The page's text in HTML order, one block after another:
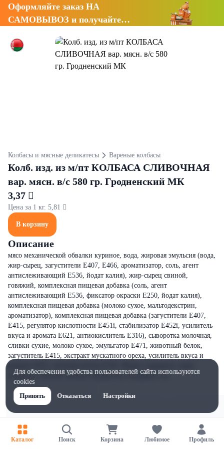
Оформляйте заказ НА
САМОВЫВОЗ и получайте
Колбасы и мясные деликатесы Вареные колбасы
Колб. изд. из м/пт КОЛБАСА СЛИВОЧНАЯ
вар. мясн. в/с 580 гр. Гродненский МК
3,37 
Цена за 1 кг. 5,81 
В корзину
Описание
мясо механической обвалки куриное, вода, жировая эмульсия (вода,
жир-сырец, загустители Е407, Е466, ароматизатор, соль, агент
антислеживающий Е536, йодат калия), жир-сырец свиной,
говяжий, комплексная пищевая добавка (соль, агент
антислеживающий Е536, фиксатор окраски Е250, йодат калия),
комплексная пищевая добавка (молоко сухое, мальтодекстрин,
ароматизатор), комплексная пищевая добавка (загустители Е407,
Е415, регулятор кислотности Е451i, стабилизатор Е452i, усилитель
вкуса и аромата Е621, антиокислитель Е316), сыворотка молочная,
сливки сухие, молоко сухое, эмульгатор Е471, животный белок,
загуститель Е415, экстракт мускатного ореха, усилитель вкуса и
горчицы, глютена, яичных продуктов, сельдерея, сои.
Каталог Поиск Корзина Любимое Профиль
Для обеспечения удобства пользователей сайта используются
cookies
Принять
Отказаться Настройки